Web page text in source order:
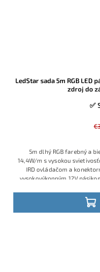
LedStar sada 5m RGB LED
zdroj do
✅
5m dlhý RGB farebný a
14,4W/m s vysokou
IRD ovládačom a
vysokovýkonným 12V
profesionálny LED pásik s
Sanan a pevným PCB
čomu lepšie znáša